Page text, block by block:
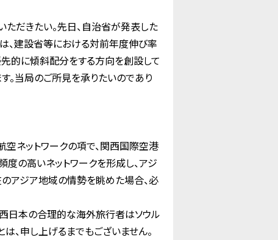
だきたい。先日、自治省が発表した
、建設省等における対前年度伸び率
的に傾斜配分をする方向を創設して
。当局のご所見を承りたいのであり
ネットワークの項で、関西国際空港
の高いネットワークを形成し、アジ
アジア地域の情勢を眺めた場合、必
日本の合理的な海外旅行者はソウル
、申し上げるまでもございません。